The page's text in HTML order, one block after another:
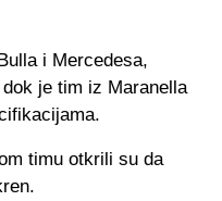
i Mercedesa,
je tim iz Maranella
timu otkrili su da